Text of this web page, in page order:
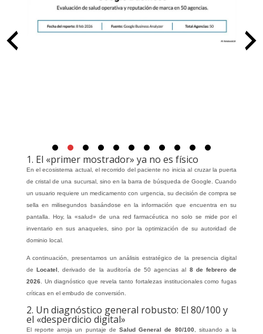
1. El «primer mostrador» ya no es físico
En el ecosistema actual, el recorrido del paciente no inicia al cruzar la puerta
de cristal de una sucursal, sino en la barra de búsqueda de Google. Cuando
un usuario requiere un medicamento con urgencia, su decisión de compra se
sella en milisegundos basándose en la información que encuentra en su
pantalla. Hoy, la «salud» de una red farmacéutica no solo se mide por el
inventario en sus anaqueles, sino por la optimización de su autoridad de
dominio local.
A continuación, presentamos un análisis estratégico de la presencia digital
de
Locatel , derivado de la auditoría de 50 agencias al 8 de febrero de
2026. Un diagnóstico que revela tanto fortalezas institucionales como fugas
críticas en el embudo de conversión.
2. Un diagnóstico general robusto: El 80/100 y
el «desperdicio digital»
El reporte arroja un puntaje de Salud General de 80/100, situando a la